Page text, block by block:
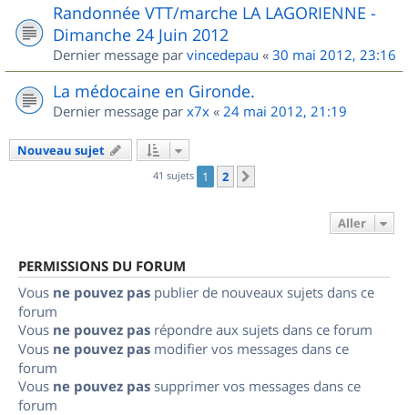
Randonnée VTT/marche LA LAGORIENNE -
Dimanche 24 Juin 2012
Dernier message par vincedepau « 30 mai 2012, 23:16
La médocaine en Gironde.
Dernier message par x7x « 24 mai 2012, 21:19
Nouveau sujet
41 sujets 1 2
Aller
PERMISSIONS DU FORUM
Vous ne pouvez pas publier de nouveaux sujets dans ce
forum
Vous ne pouvez pas répondre aux sujets dans ce forum
Vous ne pouvez pas modifier vos messages dans ce
forum
Vous ne pouvez pas supprimer vos messages dans ce
forum